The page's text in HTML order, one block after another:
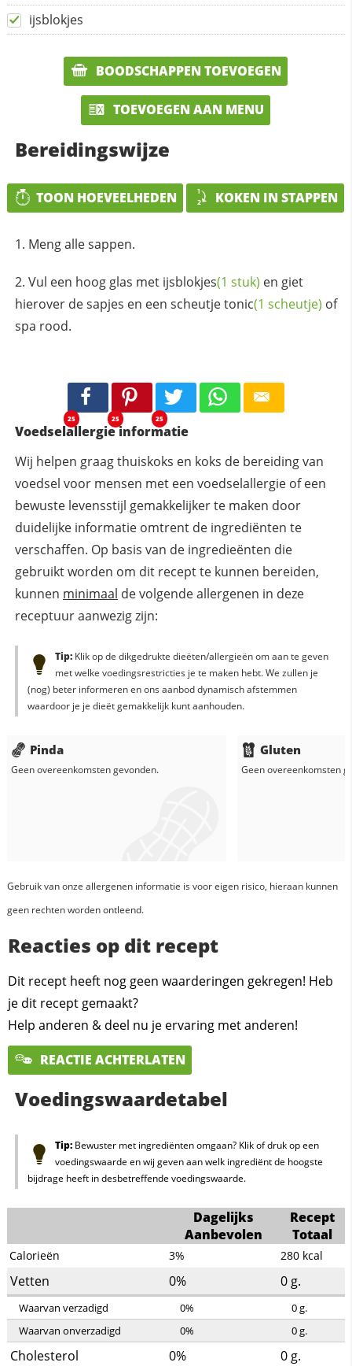
ijsblokjes
BOODSCHAPPEN TOEVOEGEN
TOEVOEGEN AAN MENU
Bereidingswijze
TOON HOEVEELHEDEN KOKEN IN STAPPEN
Meng alle sappen.
Vul een hoog glas met ijsblokjes(1 stuk) en giet
hierover de sapjes en een scheutjetonic(1 scheutje) of
spa rood.
25 25 25
Voedselallergie informatie
Wij helpen graag thuiskoks en koks de bereiding van
voedsel voor mensen met een voedselallergie of een
bewuste levensstijl gemakkelijker te maken door
duidelijke informatie omtrent de ingrediënten te
verschaffen. Op basis van de ingredieënten die
gebruikt worden om dit recept te kunnen bereiden,
kunnen minimaal de volgende allergenen in deze
receptuur aanwezig zijn:
Tip:Klik op de dikgedrukte dieëten/allergieën om aan te geven
met welke voedingsrestricties je te maken hebt. We zullen je
(nog) beter informeren en ons aanbod dynamisch afstemmen
waardoor je je dieët gemakkelijk kunt aanhouden.
Pinda
Geen overeenkomsten gevonden.
Gluten
Geen overeenkomsten
Gebruik van onze allergenen informatie is voor eigen risico, hieraan kunnen
geen rechten worden ontleend.
Reacties op dit recept
Dit recept heeft nog geen waarderingen gekregen! Heb
je dit recept gemaakt?
Help anderen & deel nu je ervaring met anderen!
REACTIE ACHTERLATEN
Voedingswaardetabel
Tip:Bewuster met ingrediënten omgaan? Klik of druk op een
voedingswaarde en wij geven aan welk ingrediënt de hoogste
bijdrage heeft in desbetreffende voedingswaarde.
Dagelijks
Aanbevolen
Recept
Totaal
Calorieën 3% 280 kcal
Vetten 0% 0g.
Waarvan verzadigd 0% 0g.
Waarvan onverzadigd
0% 0g.
Cholesterol 0% 0g.